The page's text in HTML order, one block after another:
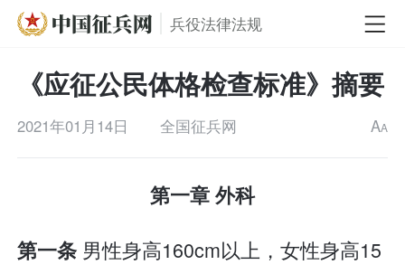
兵役法律法规
《应征公民体格检查标准》摘要
2021年01月14日 全国征兵网 AA
第一章 外科
第一条 男性身高160cm以上，女性身高15